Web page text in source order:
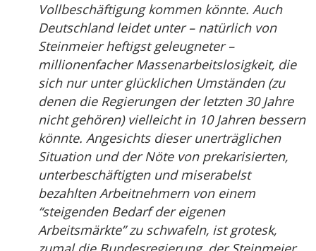
Vollbeschäftigung kommen könnte. Auch
Deutschland leidet unter – natürlich von
Steinmeier heftigst geleugneter –
millionenfacher Massenarbeitslosigkeit, die
sich nur unter glücklichen Umständen (zu
denen die Regierungen der letzten 30 Jahre
nicht gehören) vielleicht in 10 Jahren bessern
könnte. Angesichts dieser unerträglichen
Situation und der Nöte von prekarisierten,
unterbeschäftigten und miserabelst
bezahlten Arbeitnehmern von einem
“steigenden Bedarf der eigenen
Arbeitsmärkte” zu schwafeln, ist grotesk,